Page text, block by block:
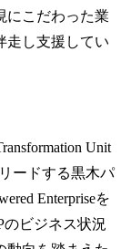
にこだわった業
走し支援してい
Unit
ードする黒木パ
Enterpriseを
のビジネス状況